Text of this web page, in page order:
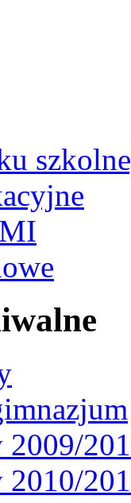
2009/
2010/